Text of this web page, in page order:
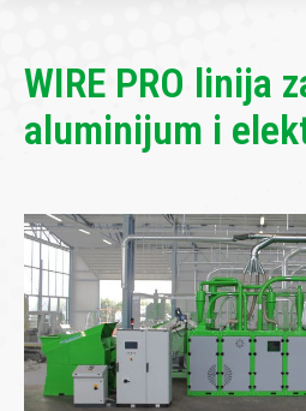
WIRE PRO linija
aluminijum i